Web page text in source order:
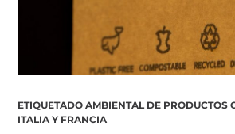
ETIQUETADO AMBIENTAL DE PRODUCTOS
ITALIA Y FRANCIA